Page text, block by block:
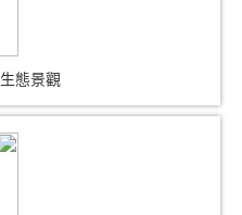
態景觀